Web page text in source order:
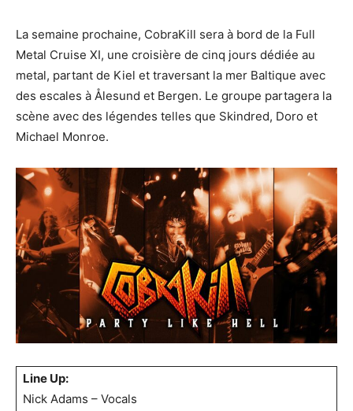
La semaine prochaine, CobraKill sera à bord de la Full
Metal Cruise XI, une croisière de cinq jours dédiée au
metal, partant de Kiel et traversant la mer Baltique avec
des escales à Ålesund et Bergen. Le groupe partagera la
scène avec des légendes telles que Skindred, Doro et
Michael Monroe.
Line Up:
Nick Adams – Vocals